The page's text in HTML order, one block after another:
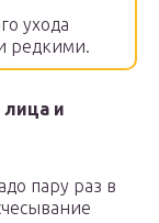
ухода
редкими.
и
пару раз в